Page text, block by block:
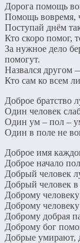
Дорога помощь
Помощь вовремя,
Поступай днём
Кто скоро помог,
За нужное дело
помогут.
Назвался другом
Кто сам ко всем
Доброе братство
Один человек
Один ум – пол –
Один в поле не
Доброе имя
Доброе начало
Добрый человек
Добрый человек в
Доброму
Доброму
Доброму добрая
Доброму бог
Добрые умирают,